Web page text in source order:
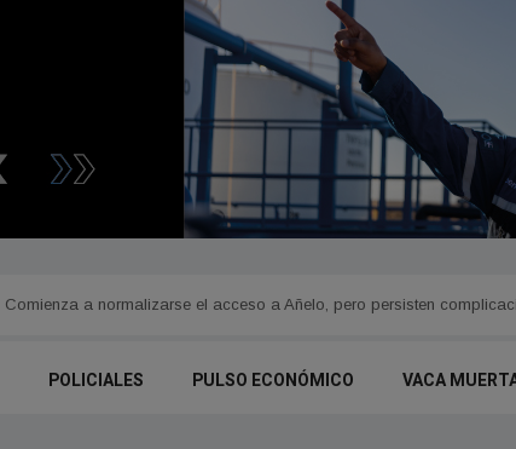
Comienza a normalizarse el acceso a Añelo, pero persisten
POLICIALES PULSO ECONÓMICO VACA